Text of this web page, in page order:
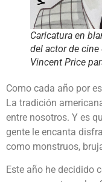
Caricatura en
del actor de cine
Vincent Price
Como cada año por
La tradición
entre nosotros. Y es
gente le encanta
como monstruos,
Este año he decidido